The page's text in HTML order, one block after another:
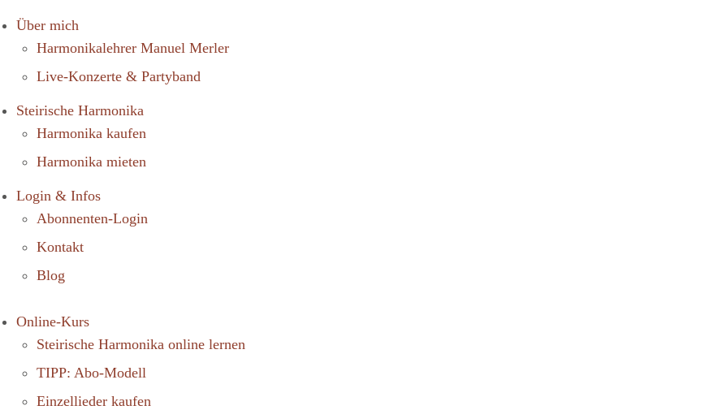
Über mich
Harmonikalehrer Manuel Merler
Live-Konzerte & Partyband
Steirische Harmonika
Harmonika kaufen
Harmonika mieten
Login & Infos
Abonnenten-Login
Kontakt
Blog
Online-Kurs
Steirische Harmonika online lernen
TIPP: Abo-Modell
Einzellieder kaufen